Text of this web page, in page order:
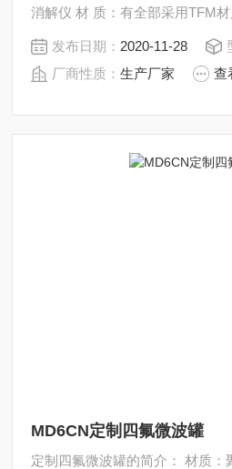
消解仪 材 质：有全部采用TFM材质，有盖子采用TFM材
质，有盖子是透明PFA材质，罐
及全PTFE材质 产品包含：内管+
管）
发布日期： 2020-11-28
厂商性质：生产厂家 查
MD6CN定制四氟微波罐
定制四氟微波罐的简介： 材质：聚四氟乙烯/铁氟龙/特氟